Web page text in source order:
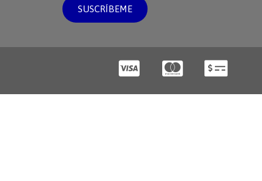
SUSCRÍBEME